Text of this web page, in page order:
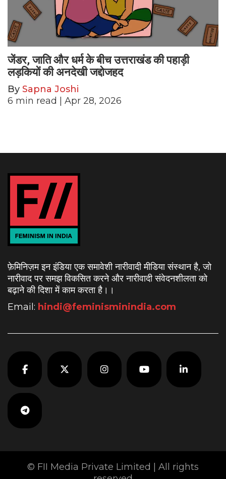
जेंडर, जाति और धर्म के बीच उत्तराखंड की पहाड़ी
लड़कियों की अनदेखी जद्दोजहद
By Sapna Joshi
6 min read | Apr 28, 2026
फ़ेमिनिज़म इन इंडिया एक समावेशी नारीवादी मीडिया संस्थान है, जो
नारीवाद पर समझ विकसित करने और नारीवादी संवेदनशीलता को
बढ़ाने की दिशा में काम करता है। ।
Email: hindi@feminisminindia.com
© FII Media Private Limited | All rights